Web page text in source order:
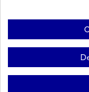
Questions fréquentes /
Mentions légales
Archives
Paramètres d'affichage
Sauf mention contraire,